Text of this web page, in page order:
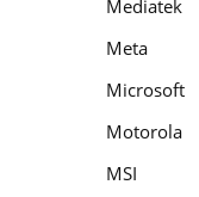
Mediatek
Meta
Microsoft
Motorola
MSI